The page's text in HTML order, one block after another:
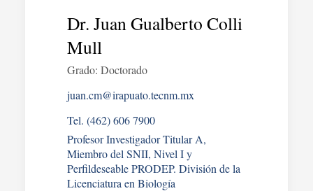
Dr. Juan Gualberto Colli
Mull
Grado: Doctorado
juan.cm@irapuato.tecnm.mx
Tel. (462) 606 7900
Profesor Investigador Titular A,
Miembro del SNII, Nivel I y
Perfildeseable PRODEP. División de la
Licenciatura en Biología